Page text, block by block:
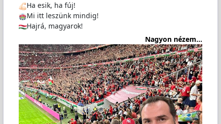
Ha esik, ha fúj!
️Mi itt leszünk mindig!
Hajrá, magyarok!
Nagyon nézem...